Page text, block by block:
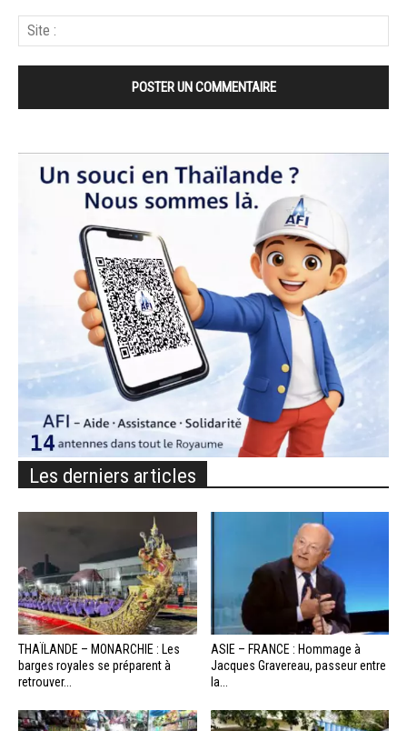
Les derniers articles
THAÏLANDE – MONARCHIE : Les
barges royales se préparent à
retrouver...
ASIE – FRANCE : Hommage à
Jacques Gravereau, passeur entre
la...